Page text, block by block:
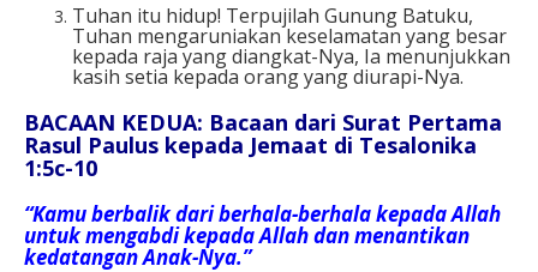
Tuhan itu hidup! Terpujilah Gunung Batuku,
Tuhan mengaruniakan keselamatan yang besar
kepada raja yang diangkat-Nya, Ia menunjukkan
kasih setia kepada orang yang diurapi-Nya.
BACAAN KEDUA: Bacaan dari Surat Pertama
Rasul Paulus kepada Jemaat di Tesalonika
1:5c-10
“Kamu berbalik dari berhala-berhala kepada Allah
untuk mengabdi kepada Allah dan menantikan
kedatangan Anak-Nya.”